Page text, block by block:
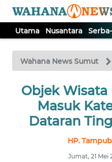
Utama Nusantara
Wahana News Sumut
Objek
Masuk
Dataran
HP.
Jumat, 21 Mei
TV
Tutup
UTAMA
NUSANTARA